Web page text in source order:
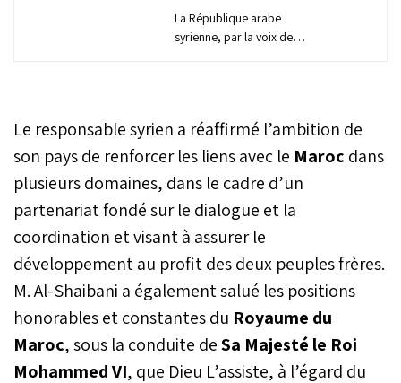
La République arabe
syrienne, par la voix de
affirmé son plein respect
de l’intégrité territoriale
de sa souveraineté sur
l’ensemble de son
territoire.
Le responsable syrien a réaffirmé l’ambition de
son pays de renforcer les liens avec le Maroc dans
plusieurs domaines, dans le cadre d’un
partenariat fondé sur le dialogue et la
coordination et visant à assurer le
développement au profit des deux peuples frères.
M. Al-Shaibani a également salué les positions
honorables et constantes du Royaume du
Maroc, sous la conduite deSa Majesté le Roi
Mohammed VI, que Dieu L’assiste, à l’égard du